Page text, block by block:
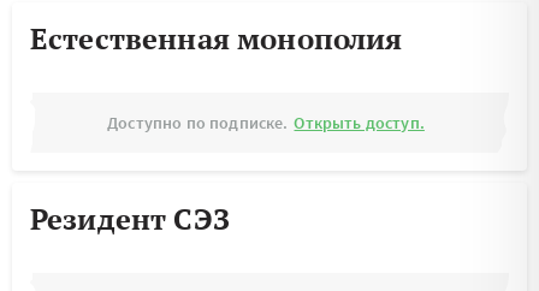
Естественная монополия
Доступно по подписке. Открыть доступ.
Резидент СЭЗ